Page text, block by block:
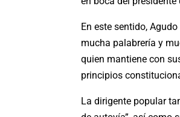
En este sentido,
mucha palabrería y
quien mantiene con
principios
La dirigente popular